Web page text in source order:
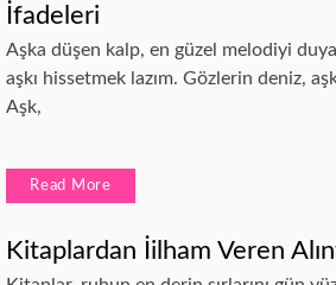
İfadeleri
Aşka düşen kalp, en güzel melodiyi
aşkı hissetmek lazım. Gözlerin deniz,
Aşk,
Read More
Kitaplardan İilham Veren